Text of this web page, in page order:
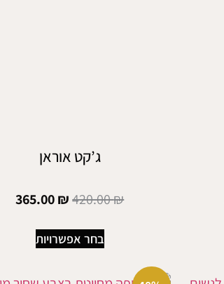
ג’קט אוראן
420.00₪
365.00₪
בחר אפשרויות